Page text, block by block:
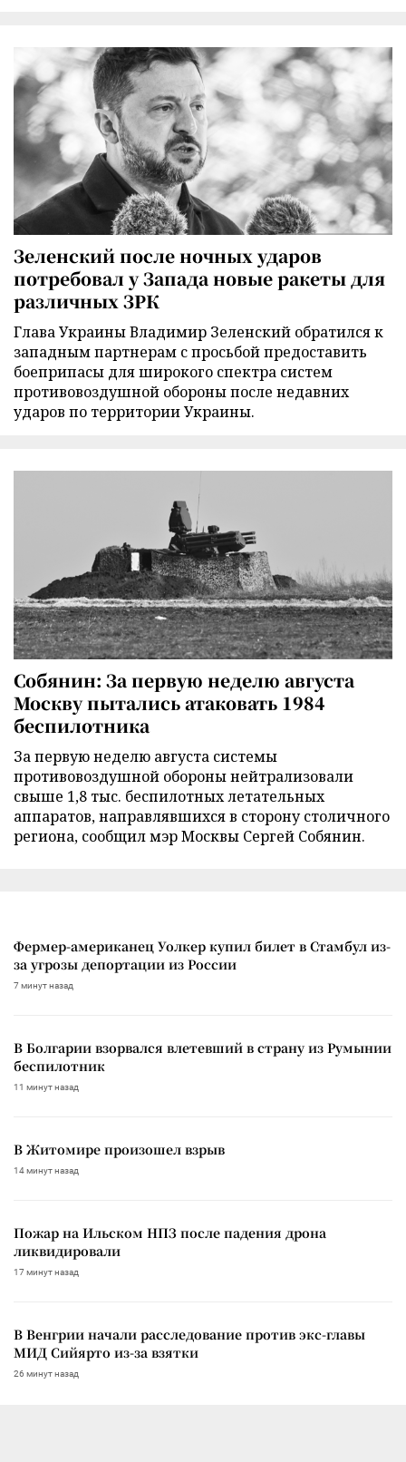
Зеленский после ночных ударов
потребовал у Запада новые ракеты для
различных ЗРК
Глава Украины Владимир Зеленский обратился к
западным партнерам с просьбой предоставить
боеприпасы для широкого спектра систем
противовоздушной обороны после недавних
ударов по территории Украины.
Собянин: За первую неделю августа
Москву пытались атаковать 1984
беспилотника
За первую неделю августа системы
противовоздушной обороны нейтрализовали
свыше 1,8 тыс. беспилотных летательных
аппаратов, направлявшихся в сторону столичного
региона, сообщил мэр Москвы Сергей Собянин.
Фермер-американец Уолкер купил билет в Стамбул из-
за угрозы депортации из России
7 минут назад
В Болгарии взорвался влетевший в страну из Румынии
беспилотник
11 минут назад
В Житомире произошел взрыв
14 минут назад
Пожар на Ильском НПЗ после падения дрона
ликвидировали
17 минут назад
В Венгрии начали расследование против экс-главы
МИД Сийярто из-за взятки
26 минут назад